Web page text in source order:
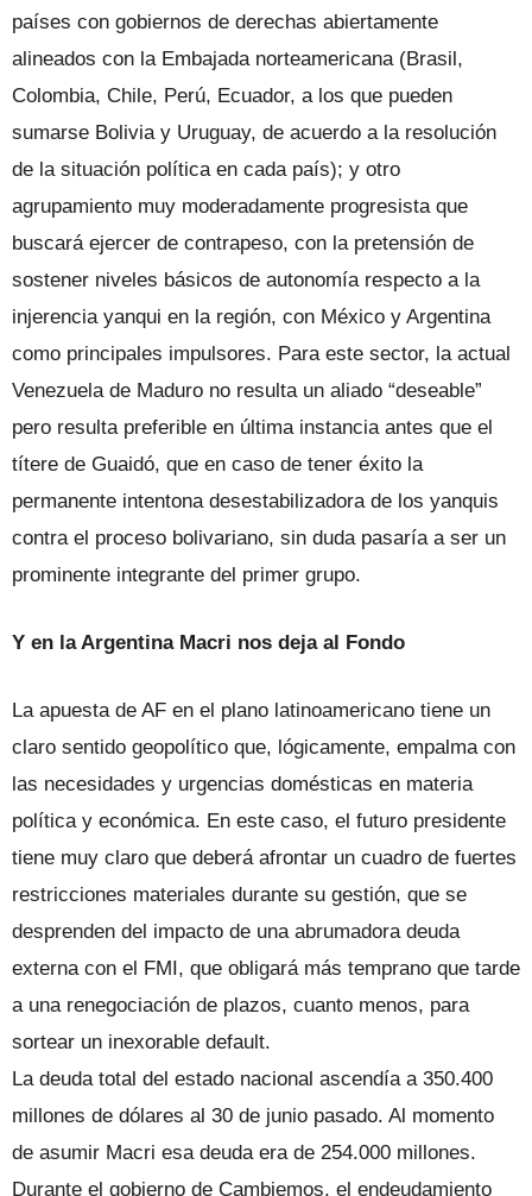
países con gobiernos de derechas abiertamente
alineados con la Embajada norteamericana (Brasil,
Colombia, Chile, Perú, Ecuador, a los que pueden
sumarse Bolivia y Uruguay, de acuerdo a la resolución
de la situación política en cada país); y otro
agrupamiento muy moderadamente progresista que
buscará ejercer de contrapeso, con la pretensión de
sostener niveles básicos de autonomía respecto a la
injerencia yanqui en la región, con México y Argentina
como principales impulsores. Para este sector, la actual
Venezuela de Maduro no resulta un aliado “deseable”
pero resulta preferible en última instancia antes que el
títere de Guaidó, que en caso de tener éxito la
permanente intentona desestabilizadora de los yanquis
contra el proceso bolivariano, sin duda pasaría a ser un
prominente integrante del primer grupo.
Y en la Argentina Macri nos deja al Fondo
La apuesta de AF en el plano latinoamericano tiene un
claro sentido geopolítico que, lógicamente, empalma con
las necesidades y urgencias domésticas en materia
política y económica. En este caso, el futuro presidente
tiene muy claro que deberá afrontar un cuadro de fuertes
restricciones materiales durante su gestión, que se
desprenden del impacto de una abrumadora deuda
externa con el FMI, que obligará más temprano que tarde
a una renegociación de plazos, cuanto menos, para
sortear un inexorable default.
La deuda total del estado nacional ascendía a 350.400
millones de dólares al 30 de junio pasado. Al momento
de asumir Macri esa deuda era de 254.000 millones.
Durante el gobierno de Cambiemos, el endeudamiento